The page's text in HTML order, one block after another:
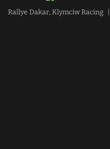
Rallye Dakar, Klymciw Racing